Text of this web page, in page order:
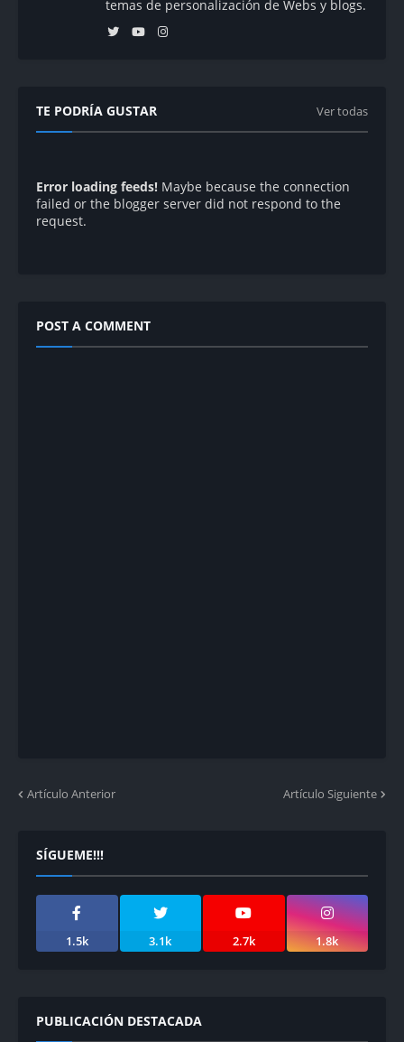
temas de personalización de Webs y blogs.
TE PODRÍA GUSTAR Ver todas
Error loading feeds! Maybe because the connection
failed or the blogger server did not respond to the
request.
POST A COMMENT
Artículo Anterior Artículo Siguiente
SÍGUEME!!!
1.5k 3.1k 2.7k 1.8k
PUBLICACIÓN DESTACADA